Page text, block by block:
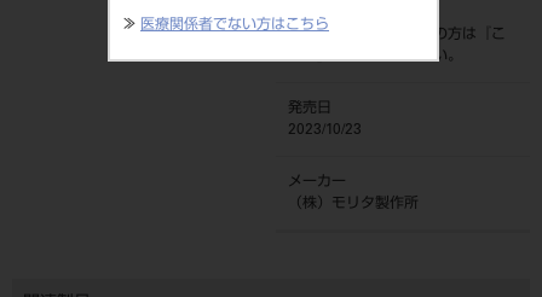
≫ 医療関係者でない方はこちら
ネット会員登録がまだの方は『
こ
ちら』より登録ください。
発売日
2023/10/23
メーカー
（株）モリタ製作所